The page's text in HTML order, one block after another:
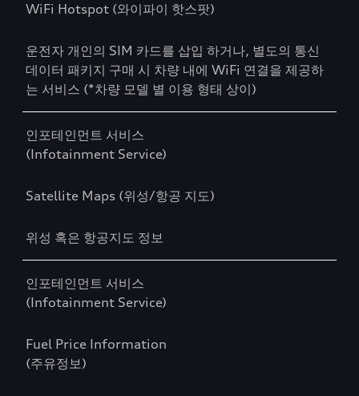
WiFi Hotspot (와이파이 핫스팟)
운전자 개인의 SIM 카드를 삽입 하거나, 별도의 통신
데이터 패키지 구매 시 차량 내에 WiFi 연결을 제공하
는 서비스 (*차량 모델 별 이용 형태 상이)
인포테인먼트 서비스
(Infotainment Service)
Satellite Maps (위성/항공 지도)
위성 혹은 항공지도 정보
인포테인먼트 서비스
(Infotainment Service)
Fuel Price Information
(주유정보)